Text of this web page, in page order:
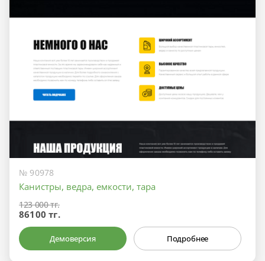
№ 90978
Канистры, ведра, емкости, тара
123 000 тг.
86100 тг.
Демоверсия Подробнее